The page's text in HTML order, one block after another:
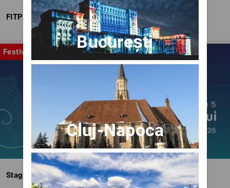
FITPTI
Festival
Stagiunea Estivală a Artelor Spectacolului
București
Cluj-Napoca